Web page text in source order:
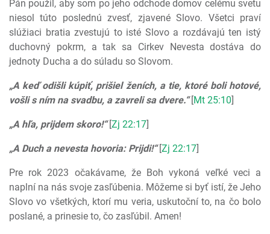
Pán použil, aby som po jeho odchode domov celému svetu
niesol túto poslednú zvesť, zjavené Slovo. Všetci praví
slúžiaci bratia zvestujú to isté Slovo a rozdávajú ten istý
duchovný pokrm, a tak sa Cirkev Nevesta dostáva do
jednoty Ducha a do súladu so Slovom.
„A keď odišli kúpiť, prišiel ženích, a tie, ktoré boli hotové,
vošli s ním na svadbu, a zavreli sa dvere.“[Mt 25:10]
„A hľa, prijdem skoro!“[Zj 22:17]
„A Duch a nevesta hovoria: Prijdi!“[Zj 22:17]
Pre rok 2023 očakávame, že Boh vykoná veľké veci a
naplní na nás svoje zasľúbenia. Môžeme si byť istí, že Jeho
Slovo vo všetkých, ktorí mu veria, uskutoční to, na čo bolo
poslané, a prinesie to, čo zasľúbil. Amen!